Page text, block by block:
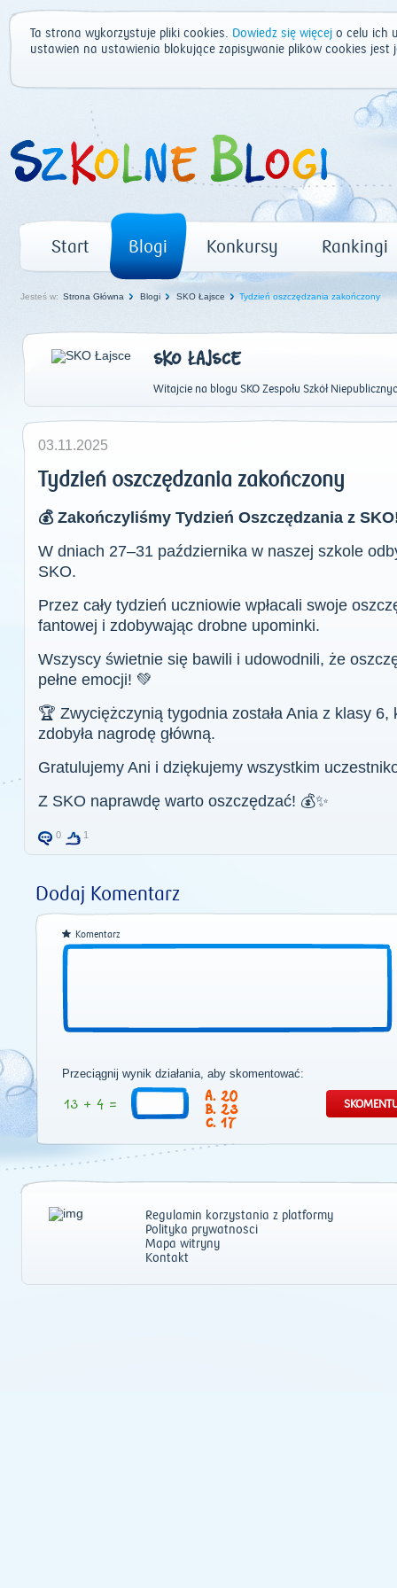
Ta strona wykorzystuje pliki cookies. Dowiedz się więcej o celu ich
ustawień na ustawienia blokujące zapisywanie plików cookies
Start Blogi Konkursy Rankingi
Jesteś w: Strona Główna Blogi SKO Łajsce Tydzień oszczędzania zakończony
SKO ŁAJSCE
Witajcie na blogu SKO Zespołu Szkół
03.11.2025
Tydzień oszczędzania zakończony
💰 Zakończyliśmy Tydzień Oszczędzania z
W dniach 27–31 października w naszej szkole
SKO.
Przez cały tydzień uczniowie wpłacali swoje
fantowej i zdobywając drobne upominki.
Wszyscy świetnie się bawili i udowodnili, że
pełne emocji! 💚
🏆 Zwyciężczynią tygodnia została Ania z klasy 6,
zdobyła nagrodę główną.
Gratulujemy Ani i dziękujemy wszystkim
Z SKO naprawdę warto oszczędzać! 💰✨
0 1
Dodaj Komentarz
Komentarz
Przeciągnij wynik działania, aby skomentować:
20
23
17
Regulamin korzystania z platformy
Polityka prywatności
Mapa witryny
Kontakt